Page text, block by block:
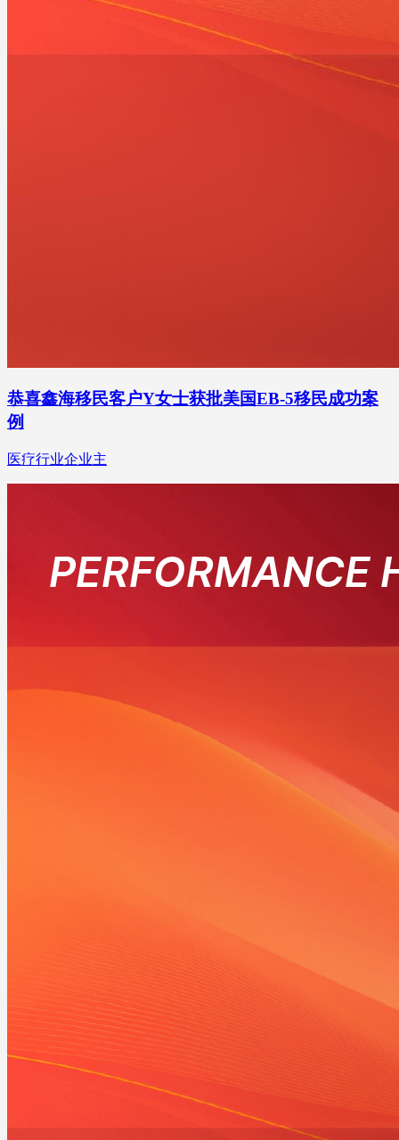
恭喜鑫海移民客户Y女士获批美国EB-5移民成功案
例
医疗行业企业主